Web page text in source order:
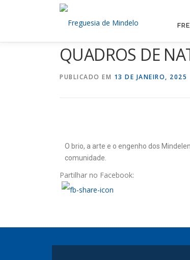
QUADROS DE
PUBLICADO EM 13 DE JANEIRO, 2025
O brio, a arte e o engenho dos
comunidade.
Partilhar no Facebook: